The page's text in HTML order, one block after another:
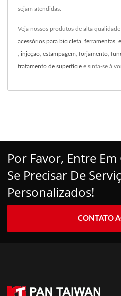
sejam atendidas.
Veja nossos produtos de alta qualidade
acessórios para bicicleta ferramentas
injeção estampagem forjamento
tratamento de superfície e sinta-se à
Por Favor, Entre
Se Precisar De
Personalizados!
CONTATO